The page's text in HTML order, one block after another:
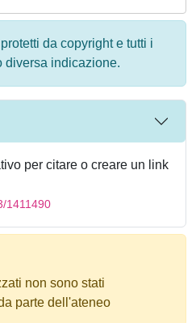
da copyright e tutti i
diversa indicazione.
per citare o creare un link
1411490
non sono stati
parte dell'ateneo